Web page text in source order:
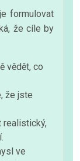
formulovat
že cíle by
vědět, co
že jste
realistický,
ve